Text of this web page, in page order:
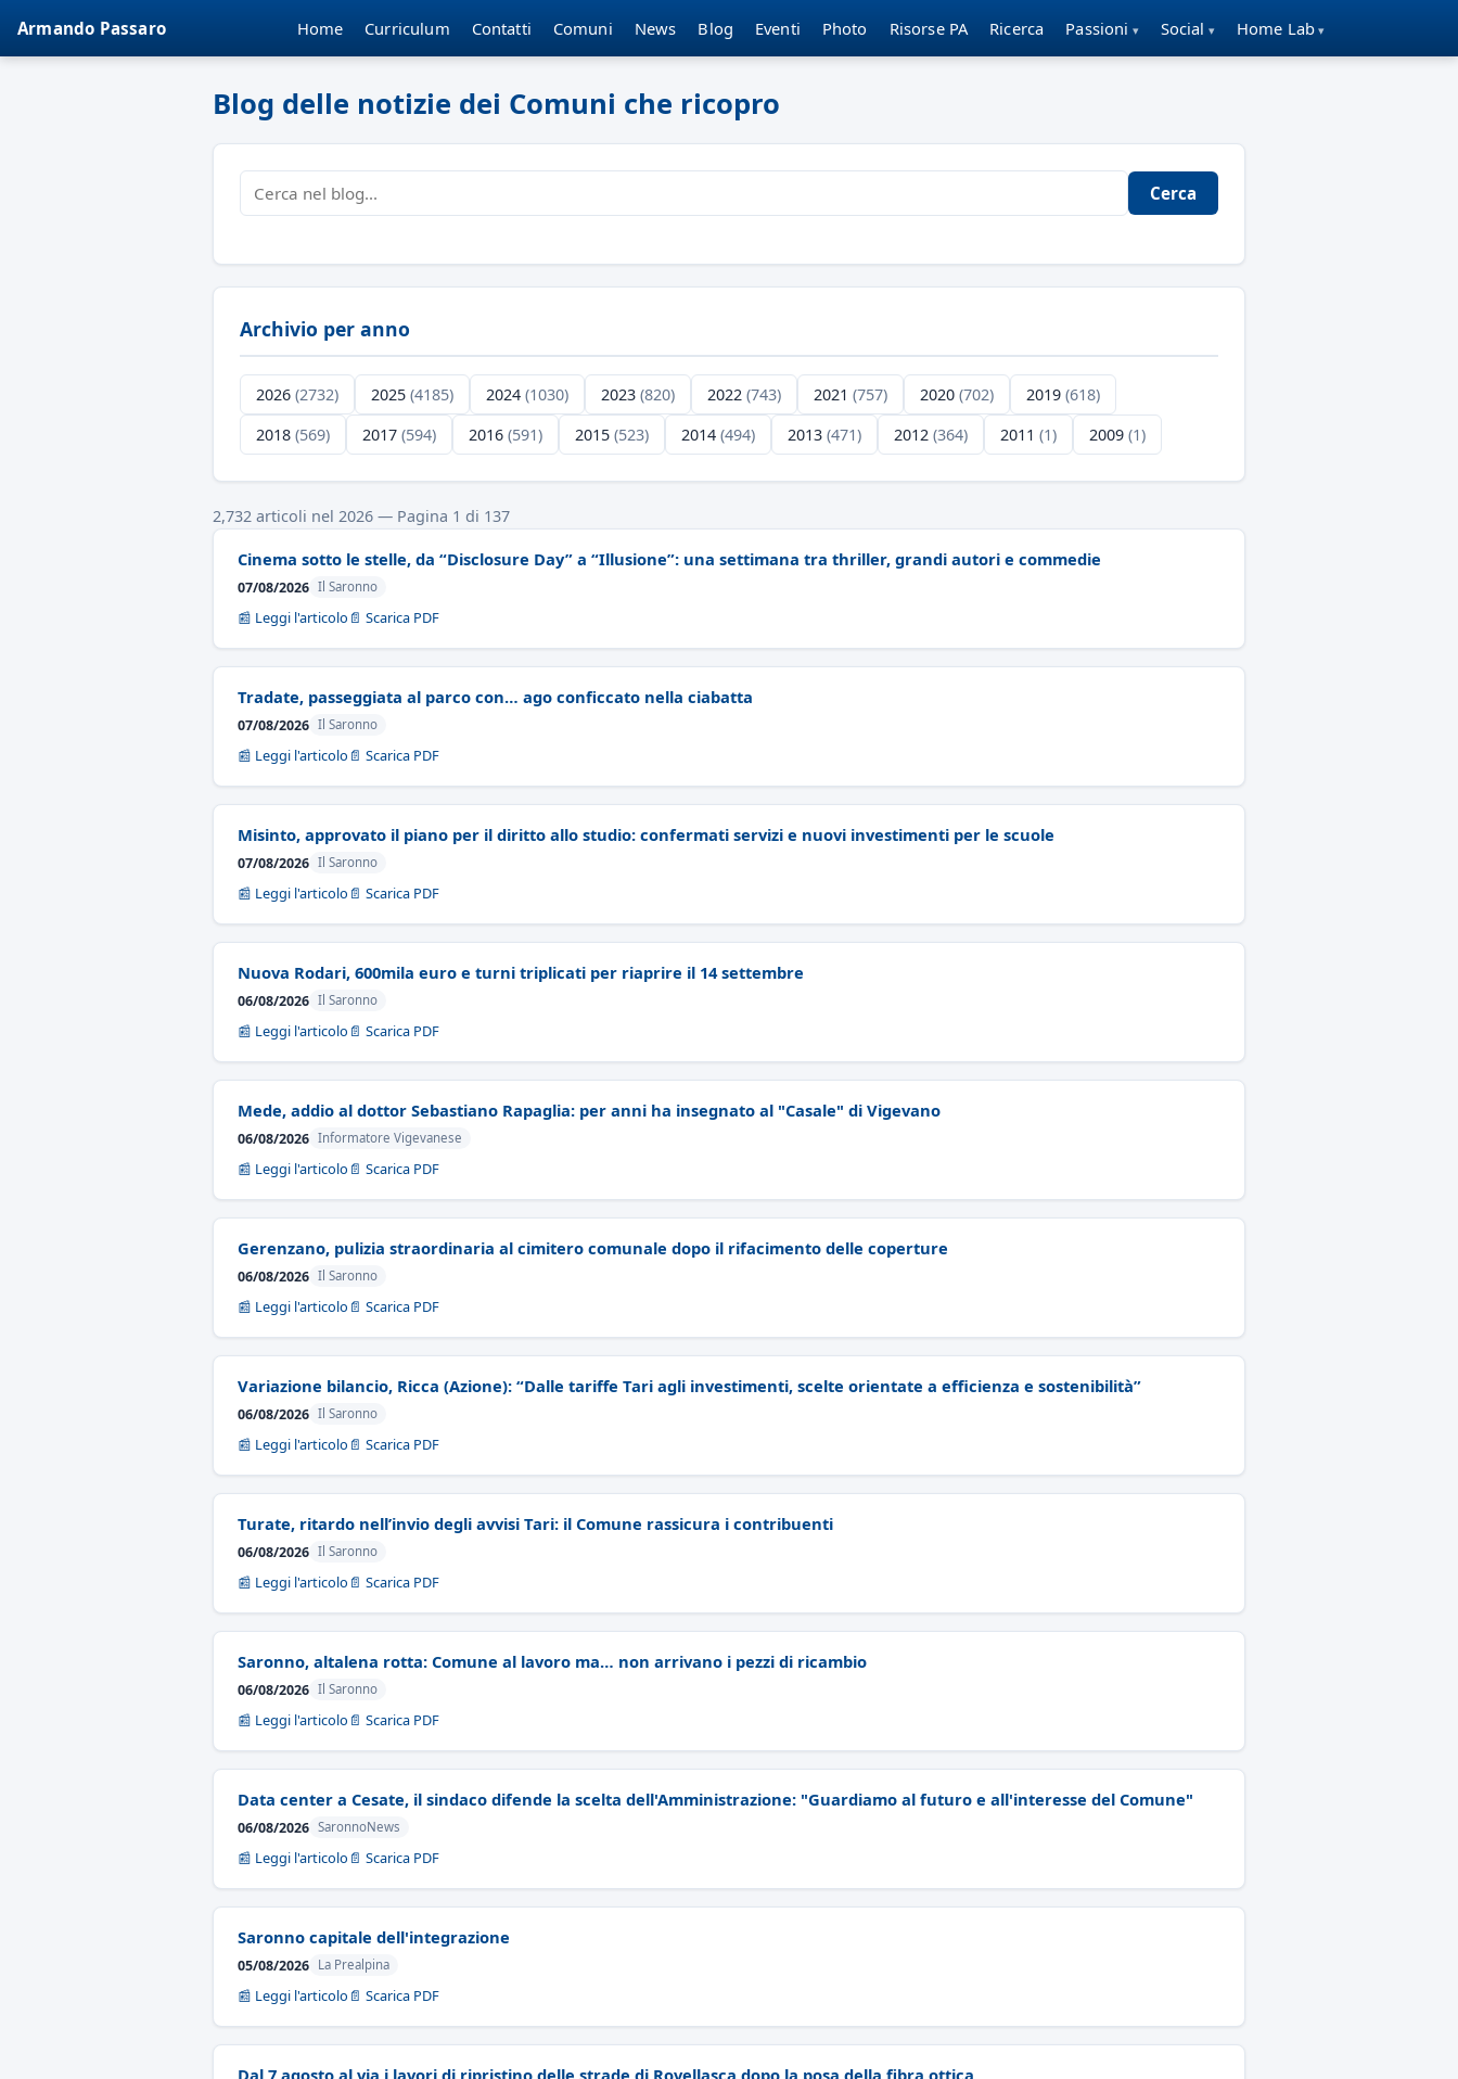
Armando Passaro Home Curriculum Contatti Comuni News Blog Eventi Photo Risorse PA Ricerca Passioni Social Home Lab
Blog delle notizie dei Comuni che ricopro
Cerca
Archivio per anno
2026 (2732) 2025 (4185) 2024 (1030) 2023 (820) 2022 (743) 2021 (757) 2020 (702) 2019 (618)
2018 (569) 2017 (594) 2016 (591) 2015 (523) 2014 (494) 2013 (471) 2012 (364) 2011 (1) 2009 (1)
2,732 articoli nel 2026 — Pagina 1 di 137
Cinema sotto le stelle, da “Disclosure Day” a “Illusione”: una settimana tra thriller, grandi autori e commedie
07/08/2026 Il Saronno
📰 Leggi l'articolo 📄 Scarica PDF
Tradate, passeggiata al parco con… ago conficcato nella ciabatta
07/08/2026 Il Saronno
📰 Leggi l'articolo 📄 Scarica PDF
Misinto, approvato il piano per il diritto allo studio: confermati servizi e nuovi investimenti per le scuole
07/08/2026 Il Saronno
📰 Leggi l'articolo 📄 Scarica PDF
Nuova Rodari, 600mila euro e turni triplicati per riaprire il 14 settembre
06/08/2026 Il Saronno
📰 Leggi l'articolo 📄 Scarica PDF
Mede, addio al dottor Sebastiano Rapaglia: per anni ha insegnato al "Casale" di Vigevano
06/08/2026 Informatore Vigevanese
📰 Leggi l'articolo 📄 Scarica PDF
Gerenzano, pulizia straordinaria al cimitero comunale dopo il rifacimento delle coperture
06/08/2026 Il Saronno
📰 Leggi l'articolo 📄 Scarica PDF
Variazione bilancio, Ricca (Azione): “Dalle tariffe Tari agli investimenti, scelte orientate a efficienza e sostenibilità”
06/08/2026 Il Saronno
📰 Leggi l'articolo 📄 Scarica PDF
Turate, ritardo nell’invio degli avvisi Tari: il Comune rassicura i contribuenti
06/08/2026 Il Saronno
📰 Leggi l'articolo 📄 Scarica PDF
Saronno, altalena rotta: Comune al lavoro ma… non arrivano i pezzi di ricambio
06/08/2026 Il Saronno
📰 Leggi l'articolo 📄 Scarica PDF
Data center a Cesate, il sindaco difende la scelta dell'Amministrazione: "Guardiamo al futuro e all'interesse del Comune"
06/08/2026 SaronnoNews
📰 Leggi l'articolo 📄 Scarica PDF
Saronno capitale dell'integrazione
05/08/2026 La Prealpina
📰 Leggi l'articolo 📄 Scarica PDF
Dal 7 agosto al via i lavori di ripristino delle strade di Rovellasca dopo la posa della fibra ottica